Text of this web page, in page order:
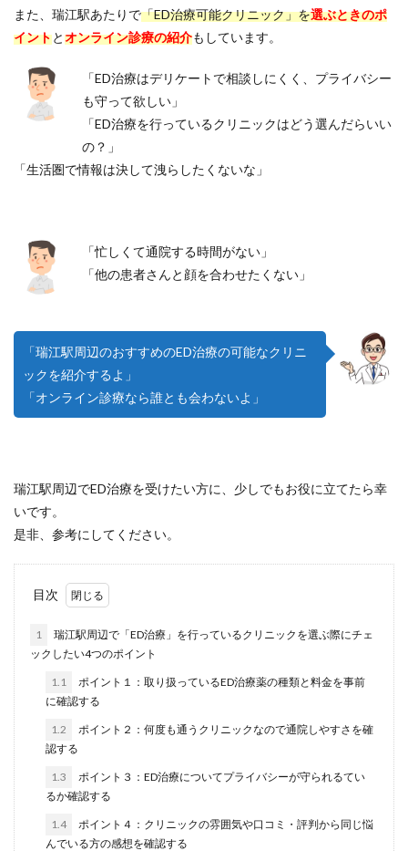
また、瑞江駅あたりで「ED治療可能クリニック」を選ぶときのポ
イントとオンライン診療の紹介もしています。
「ED治療はデリケートで相談しにくく、プライバシー
も守って欲しい」
「ED治療を行っているクリニックはどう選んだらいい
の？」
「生活圏で情報は決して洩らしたくないな」
「忙しくて通院する時間がない」
「他の患者さんと顔を合わせたくない」
「瑞江駅周辺のおすすめのED治療の可能なクリニ
ックを紹介するよ」
「オンライン診療なら誰とも会わないよ」
瑞江駅周辺でED治療を受けたい方に、少しでもお役に立てたら幸
いです。
是非、参考にしてください。
目次
1
瑞江駅周辺で「ED治療」を行っているクリニックを選ぶ際にチェ
ックしたい4つのポイント
1.1
ポイント１：取り扱っているED治療薬の種類と料金を事前
に確認する
1.2
ポイント２：何度も通うクリニックなので通院しやすさを確
認する
1.3
ポイント３：ED治療についてプライバシーが守られるてい
るか確認する
1.4
ポイント４：クリニックの雰囲気や口コミ・評判から同じ悩
んでいる方の感想を確認する